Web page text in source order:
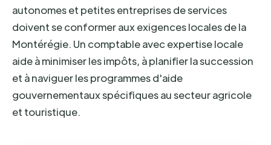
autonomes et petites entreprises de services
doivent se conformer aux exigences locales de la
Montérégie. Un comptable avec expertise locale
aide à minimiser les impôts, à planifier la succession
et à naviguer les programmes d'aide
gouvernementaux spécifiques au secteur agricole
et touristique.